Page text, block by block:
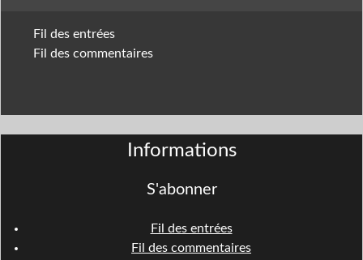
Fil des entrées
Fil des commentaires
Informations
S'abonner
Fil des entrées
Fil des commentaires